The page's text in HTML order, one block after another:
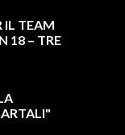
IL TEAM
18 – TRE